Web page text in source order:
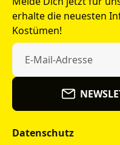
erhalte die neuesten
Kostümen!
Datenschutz